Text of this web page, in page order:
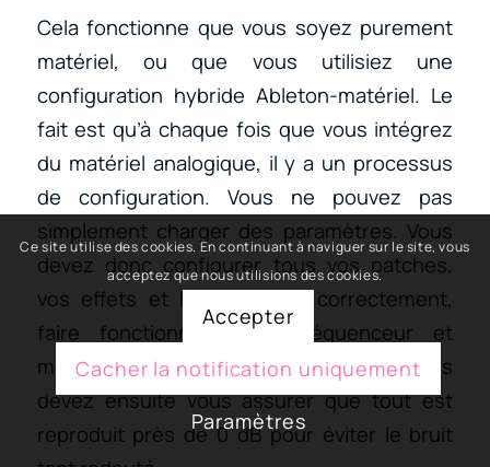
Cela fonctionne que vous soyez purement
matériel, ou que vous utilisiez une
configuration hybride Ableton-matériel. Le
fait est qu’à chaque fois que vous intégrez
du matériel analogique, il y a un processus
de configuration. Vous ne pouvez pas
simplement charger des paramètres. Vous
devez donc configurer tous vos patches,
vos effets et les bypasser correctement,
faire fonctionner votre séquenceur et
mettre de l’ordre dans vos patterns. Vous
devez ensuite vous assurer que tout est
reproduit près de 0 dB pour éviter le bruit
Ce site utilise des cookies. En continuant à naviguer sur le site, vous
acceptez que nous utilisions des cookies.
Accepter
Cacher la notification uniquement
Paramètres